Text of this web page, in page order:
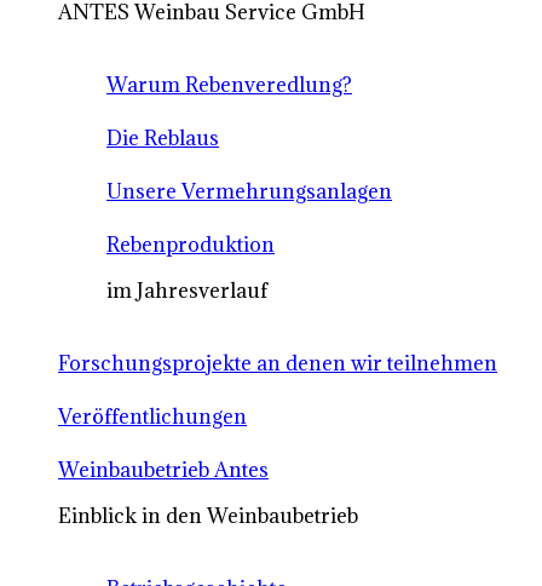
ANTES Weinbau Service GmbH
Warum Rebenveredlung?
Die Reblaus
Unsere Vermehrungsanlagen
Rebenproduktion
im Jahresverlauf
Forschungsprojekte an denen wir teilnehmen
Veröffentlichungen
Weinbaubetrieb Antes
Einblick in den Weinbaubetrieb